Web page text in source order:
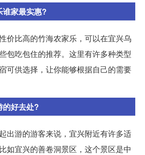
谁家最实惠?
价比高的竹海农家乐，可以在宜兴乌
包吃包住的推荐。这里有许多种类型
可供选择，让你能够根据自己的需要
的好去处?
出游的游客来说，宜兴附近有许多适
如宜兴的善卷洞景区，这个景区是中